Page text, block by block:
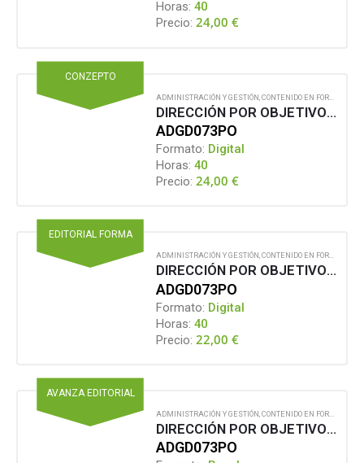
Horas: 40
Precio: 24,00€
CONZEPTO
ADMINISTRACIÓN Y GESTIÓN CONTENIDO EN FORMATO DIGITAL
DIRECCIÓN POR OBJETIVOS Y GESTIÓN DEL DESEMPEÑO
ADGD073PO
Formato: Digital
Horas: 40
Precio: 24,00€
EDITORIAL FORMA
ADMINISTRACIÓN Y GESTIÓN,CONTENIDO EN FORMATO DIGITAL
DIRECCIÓN POR OBJETIVOS Y GESTIÓN DEL DESEMPEÑO
ADGD073PO
Formato: Digital
Horas: 40
Precio: 22,00€
AVANZA EDITORIAL
ADMINISTRACIÓN Y GESTIÓN CONTENIDO EN FORMATO PAPEL
DIRECCIÓN POR OBJETIVOS Y GESTIÓN DEL DESEMPEÑO
ADGD073PO